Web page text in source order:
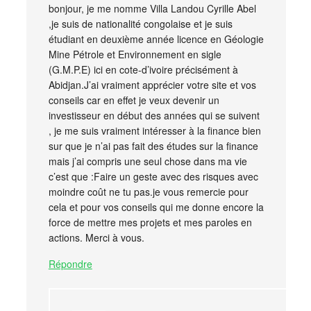
bonjour, je me nomme Villa Landou Cyrille Abel
,je suis de nationalité congolaise et je suis
étudiant en deuxième année licence en Géologie
Mine Pétrole et Environnement en sigle
(G.M.P.E) ici en cote-d’ivoire précisément à
Abidjan.J’ai vraiment apprécier votre site et vos
conseils car en effet je veux devenir un
investisseur en début des années qui se suivent
, je me suis vraiment intéresser à la finance bien
sur que je n’ai pas fait des études sur la finance
mais j’ai compris une seul chose dans ma vie
c’est que :Faire un geste avec des risques avec
moindre coût ne tu pas.je vous remercie pour
cela et pour vos conseils qui me donne encore la
force de mettre mes projets et mes paroles en
actions. Merci à vous.
Répondre